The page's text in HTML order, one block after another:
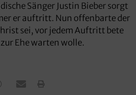
Sänger Justin Bieber sorgt
er auftritt. Nun offenbarte der
sei, vor jedem Auftritt bete
Ehe warten wolle.